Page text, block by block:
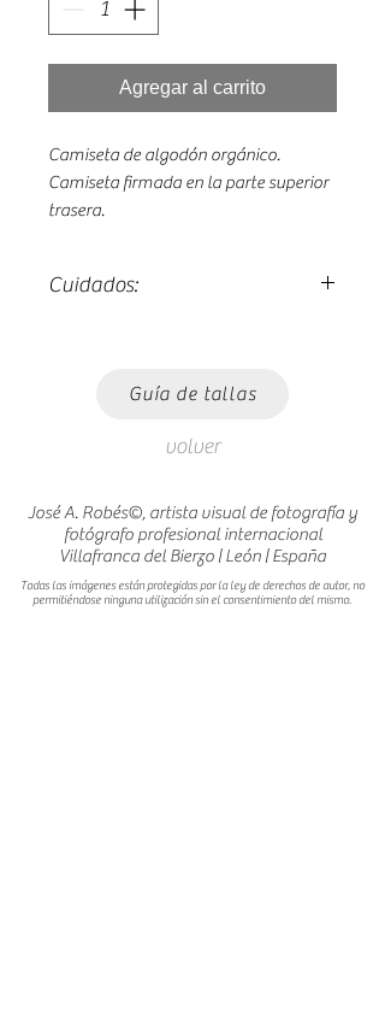
Agregar al carrito
Camiseta de algodón orgánico.
Camiseta firmada en la parte superior
trasera.
Cuidados:
Guía de tallas
volver
José A. Robés©, artista visual de fotografía y
fotógrafo profesional internacional
Villafranca del Bierzo | León | España
Todas las imágenes están protegidas por la ley de derechos de autor, no
permitiéndose ninguna utilización sin el consentimiento del mismo.